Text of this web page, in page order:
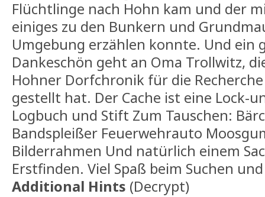
Flüchtlinge nach Hohn kam und der
einiges zu den Bunkern und
Umgebung erzählen konnte. Und ein
Dankeschön geht an Oma Trollwitz,
Hohner Dorfchronik für die
gestellt hat. Der Cache ist eine Lock-
Logbuch und Stift Zum Tauschen:
Bandspleißer Feuerwehrauto
Bilderrahmen Und natürlich einem
Erstfinden. Viel Spaß beim Suchen
Additional Hints (Decrypt)